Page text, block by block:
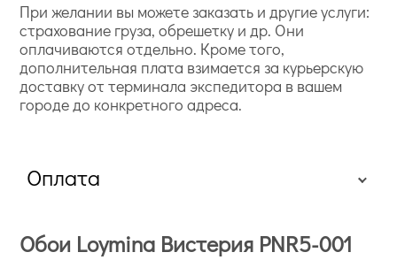
При желании вы можете заказать и другие услуги:
страхование груза, обрешетку и др. Они
оплачиваются отдельно. Кроме того,
дополнительная плата взимается за курьерскую
доставку от терминала экспедитора в вашем
городе до конкретного адреса.
Оплата
Обои Loymina Вистерия PNR5-001